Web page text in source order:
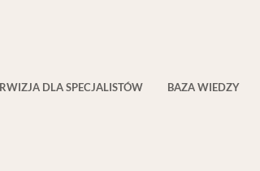
DLA SPECJALISTÓW BAZA WIEDZY